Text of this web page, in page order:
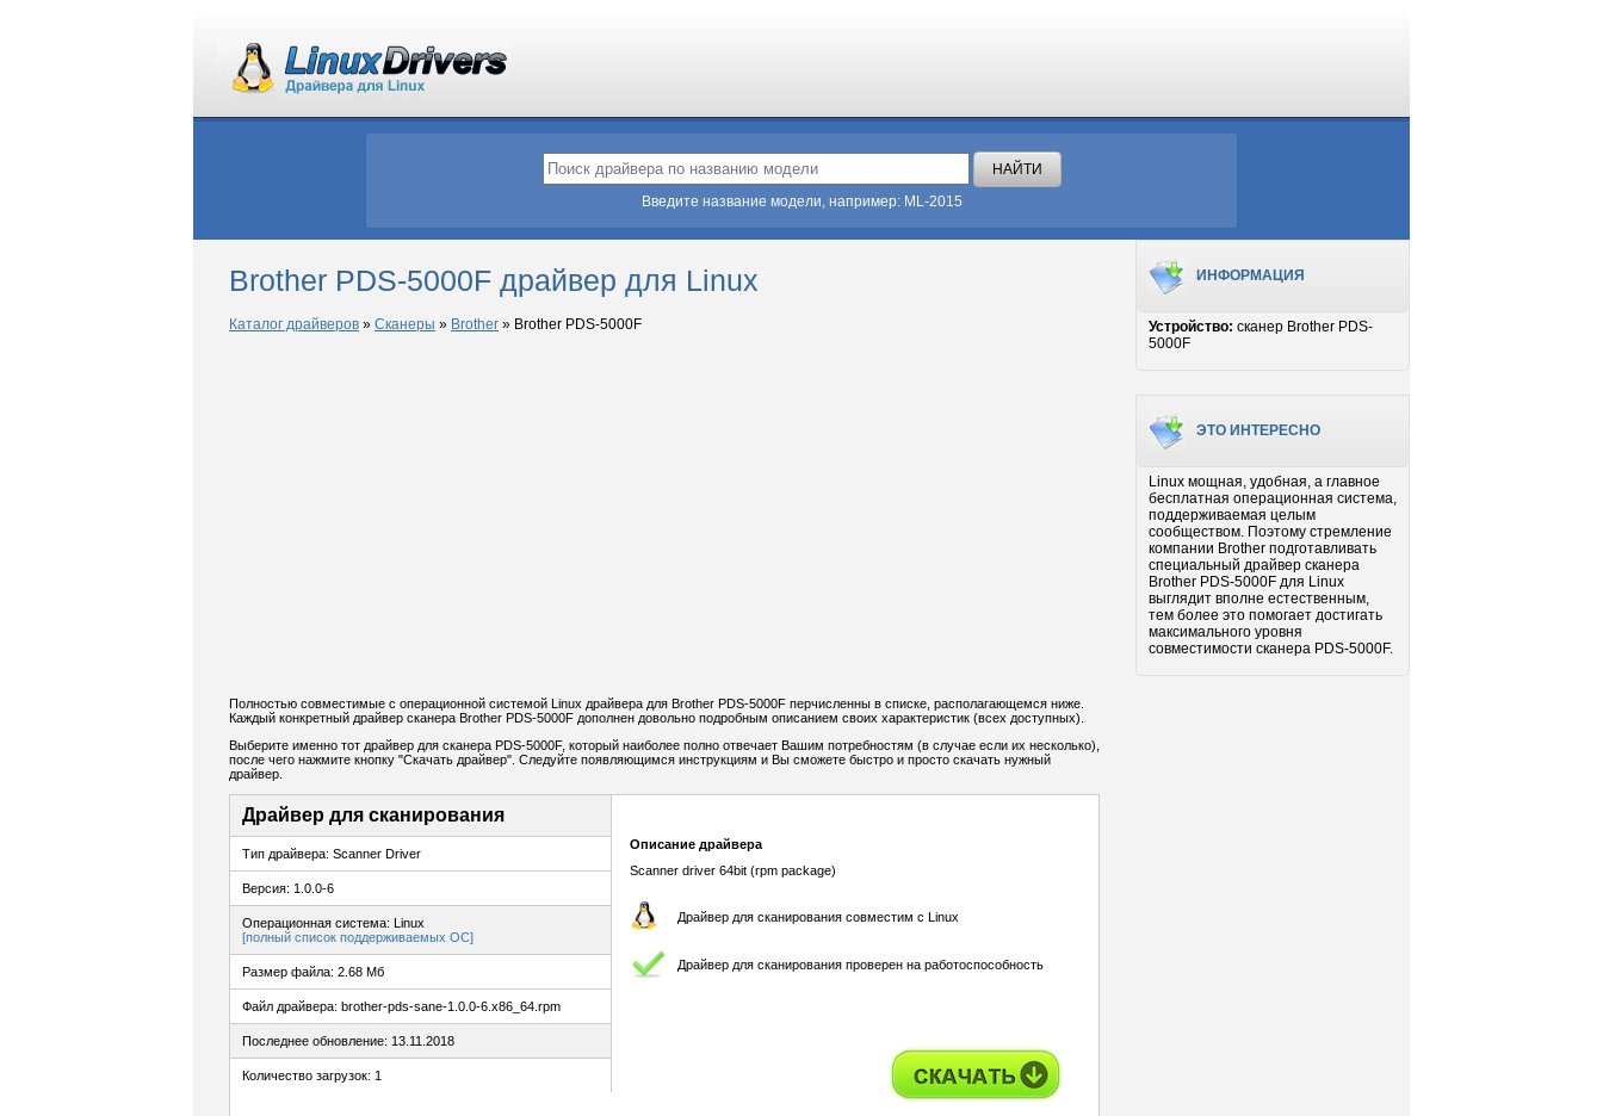
Введите название модели, например: ML-2015
Brother PDS-5000F драйвер для Linux
Каталог драйверов » Сканеры » Brother » Brother PDS-5000F
Полностью совместимые с операционной системой Linux драйвера для Brother PDS-5000F перчисленны в списке, располагающемся ниже.
Каждый конкретный драйвер сканера Brother PDS-5000F дополнен довольно подробным описанием своих характеристик (всех доступных).
Выберите именно тот драйвер для сканера PDS-5000F, который наиболее полно отвечает Вашим потребностям (в случае если их несколько),
после чего нажмите кнопку "Скачать драйвер". Следуйте появляющимся инструкциям и Вы сможете быстро и просто скачать нужный
драйвер.
Драйвер для сканирования
Тип драйвера: Scanner Driver
Версия: 1.0.0-6
Операционная система: Linux
[полный список поддерживаемых ОС]
Размер файла: 2.68 Мб
Файл драйвера: brother-pds-sane-1.0.0-6.x86_64.rpm
Последнее обновление: 13.11.2018
Количество загрузок: 1
Описание драйвера
Scanner driver 64bit (rpm package)
Драйвер для сканирования совместим с Linux
Драйвер для сканирования проверен на работоспособность
ИНФОРМАЦИЯ
Устройство: сканер Brother PDS-
5000F
ЭТО ИНТЕРЕСНО
Linux мощная, удобная, а главное
бесплатная операционная система,
поддерживаемая целым
сообществом. Поэтому стремление
компании Brother подготавливать
специальный драйвер сканера
Brother PDS-5000F для Linux
выглядит вполне естественным,
тем более это помогает достигать
максимального уровня
совместимости сканера PDS-5000F.